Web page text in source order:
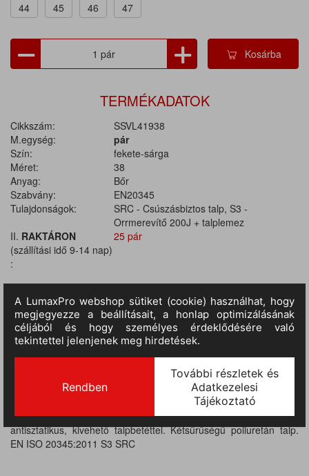
44
45 46 47
Kosárba
TERMÉKADATOK
Cikkszám:
SSVL41938
M.egység:
pár
Szín:
fekete-sárga
Méret:
38
Anyag:
Bőr
Szabvány:
EN20345
Tulajdonságok:
SRC - Csúszásbiztos talp, S3 -
Orrmerevítő 200J + talplemez
II. RAKTÁRON
(szállítási idő 9-14 nap)
:
25 pár
TERMÉKINFORMÁCIÓ
Fémmentes munkacipő fekete nubuk hatású bőrből, sárga
betétekkel, sárga béléssel, párnázott cipőnyelvvel, kompozit
orrmerevítővel, nem fémes talplemezzel, légáteresztő,
antisztatikus, kivehető talpbetéttel. Kétsűrűségű poliuretán talp.
EN ISO 20345:2011 S3 SRC